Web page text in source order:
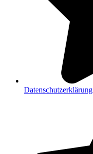
Datenschutzerklärung